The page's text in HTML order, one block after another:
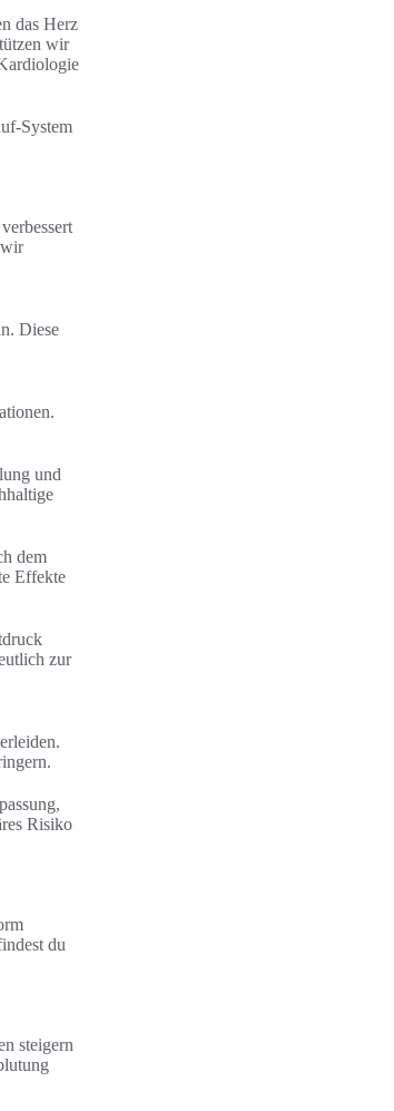
das Herz
wir
System
Diese
und
dem
Effekte
zur
Risiko
du
steigern